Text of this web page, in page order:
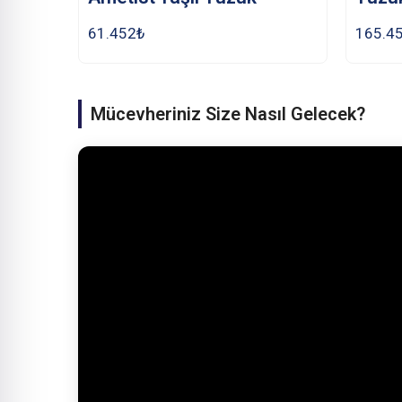
61.452₺
Mücevheriniz Size Nasıl Gelecek?